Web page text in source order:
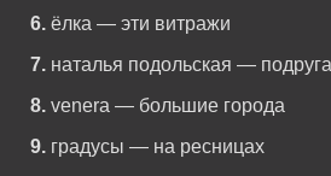
6. ёлка — эти витражи
7. наталья подольская — подруга
8. venera — большие города
9. градусы — на ресницах